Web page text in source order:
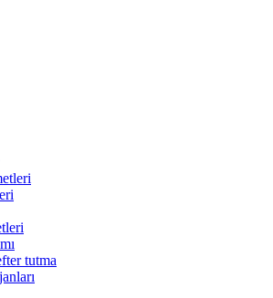
tutma